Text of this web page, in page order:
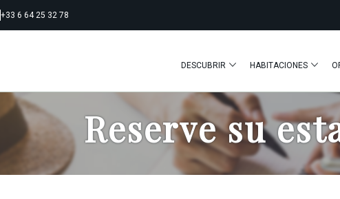
+33 6 64 25 32 78
DESCUBRIR HABITACIONES
Reserve su